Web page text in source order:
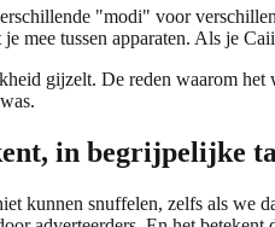
"modi" voor
mee tussen apparaten. Als je
gijzelt. De reden waarom
in begrijpelijke
kunnen snuffelen, zelfs als